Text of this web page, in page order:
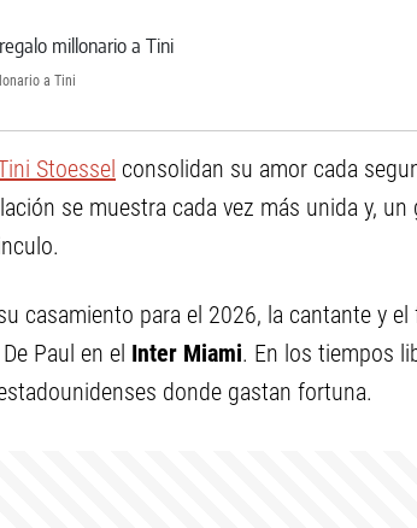
a Tini
Stoessel consolidan su amor cada
se muestra cada vez más unida y,
casamiento para el 2026, la cantante y
Paul en el Inter Miami. En los tiempos
donde gastan fortuna.